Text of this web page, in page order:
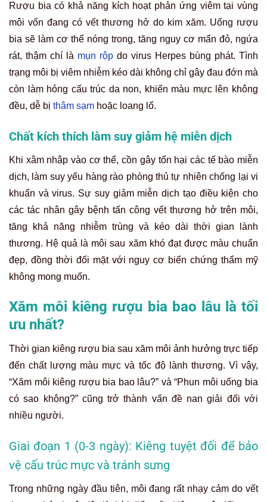
Rượu bia có khả năng kích hoạt phản ứng viêm tại vùng
môi vốn đang có vết thương hở do kim xăm. Uống rượu
bia sẽ làm cơ thể nóng trong, tăng nguy cơ mẩn đỏ, ngứa
rát, thậm chí là mụn rộp do virus Herpes bùng phát. Tình
trạng môi bị viêm nhiễm kéo dài không chỉ gây đau đớn mà
còn làm hỏng cấu trúc da non, khiến màu mực lên không
đều, dễ bị thâm sạm hoặc loang lổ.
Chất kích thích làm suy giảm hệ miễn dịch
Khi xâm nhập vào cơ thể, cồn gây tổn hại các tế bào miễn
dịch, làm suy yếu hàng rào phòng thủ tự nhiên chống lại vi
khuẩn và virus. Sự suy giảm miễn dịch tạo điều kiện cho
các tác nhân gây bệnh tấn công vết thương hở trên môi,
tăng khả năng nhiễm trùng và kéo dài thời gian lành
thương. Hệ quả là môi sau xăm khó đạt được màu chuẩn
đẹp, đồng thời đối mặt với nguy cơ biến chứng thẩm mỹ
không mong muốn.
Xăm môi kiêng rượu bia bao lâu là tối
ưu nhất?
Thời gian kiêng rượu bia sau xăm môi ảnh hưởng trực tiếp
đến chất lượng màu mực và tốc độ lành thương. Vì vậy,
“Xăm môi kiêng rượu bia bao lâu?” và “Phun môi uống bia
có sao không?” cũng trở thành vấn đề nan giải đối với
nhiều người.
Giai đoạn 1 (0-3 ngày): Kiêng tuyệt đối để bảo
vệ cấu trúc mực và tránh sưng
Trong những ngày đầu tiên, môi đang rất nhạy cảm do vết